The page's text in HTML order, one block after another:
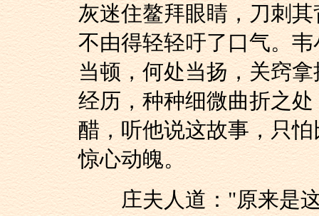
灰迷住鳌拜眼睛，刀刺
不由得轻轻吁了口气。
当顿，何处当扬，关窍
经历，种种细微曲折之
醋，听他说这故事，只
惊心动魄。
庄夫人道："原来是这